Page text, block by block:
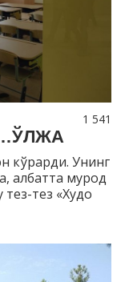
1 541
кўрарди. Унинг
албатта мурод
тез «Худо